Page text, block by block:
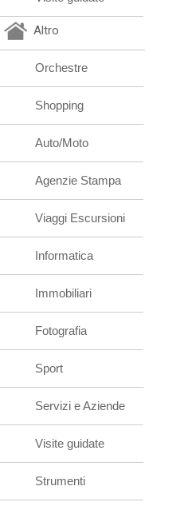
Altro
Orchestre
Shopping
Auto/Moto
Agenzie Stampa
Viaggi Escursioni
Informatica
Immobiliari
Fotografia
Sport
Servizi e Aziende
Visite guidate
Strumenti